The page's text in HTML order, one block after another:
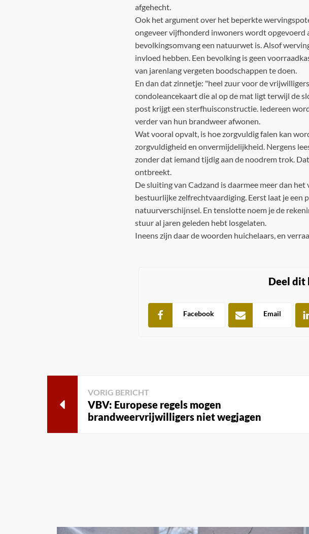
afgehecht.
Ook het argument over het beperkte
ongeveer vijfhonderd inwoners wordt opgevoerd
bevolkingsomvang een natuurwet is. Alsof
invloed hebben. Een bevolking is geen
van jarenlang vergeten boodschappen te doen.
En dan dat zinnetje: "heel zuur voor de
condoleancekaart die al op de mat ligt terwijl de
post krijgt een sterfhuisconstructie. Iedereen
verder van hun brandweer afwonen.
Wat vooral opvalt, is hoe zorgvuldig falen kan
zorgvuldigheid en onvermijdelijkheid. Nergens
zonder dat iemand tijdig aan de noodrem trok.
ontbreekt.
De sluiting van Cadzand is daarmee meer dan
bestuurlijke zelfrechtvaardiging. Eerst laat je een
natuurverschijnsel. En tenslotte noem je de
stuur al jaren geleden hebt losgelaten.
Ineens zijn daar de woorden huichelaars, en
Deel dit
Facebook Email
VORIG BERICHT
VBV: Europese regels mogen
brandweervrijwilligers niet wegjagen